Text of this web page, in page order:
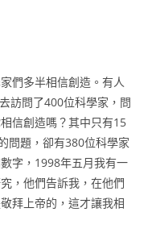
們多半相信創造。有人
訪問了400位科學家，問
信創造嗎？其中只有15
問題，卻有380位科學家
字，1998年五月我有一
，他們告訴我，在他們
拜上帝的，這才讓我相